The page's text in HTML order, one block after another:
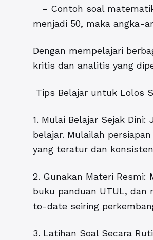
– Contoh soal
menjadi 50, maka angka-
Dengan mempelajari
kritis dan analitis yang
Tips Belajar untuk Lolos
1. Mulai Belajar Sejak
belajar. Mulailah
yang teratur dan
2. Gunakan Materi
buku panduan UTUL, dan
to-date seiring
3. Latihan Soal Secara